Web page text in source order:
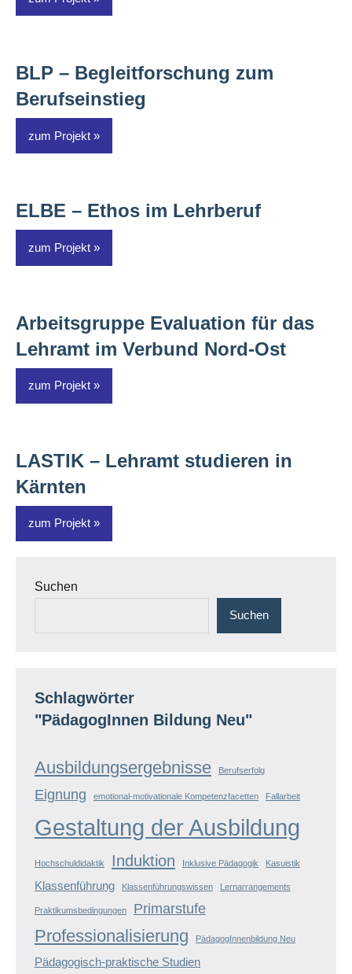
BLP – Begleitforschung zum
Berufseinstieg
zum Projekt
ELBE – Ethos im Lehrberuf
zum Projekt
Arbeitsgruppe Evaluation für das
Lehramt im Verbund Nord-Ost
zum Projekt
LASTIK – Lehramt studieren in
Kärnten
zum Projekt
Suchen
Suchen
Schlagwörter
"PädagogInnen Bildung Neu"
Ausbildungsergebnisse Berufserfolg
Eignung emotional-motivationale Kompetenzfacetten Fallarbeit
Gestaltung der Ausbildung
Hochschuldidaktik Induktion Inklusive Pädagogik Kasuistik
Klassenführung Klassenführungswissen Lernarrangements
Praktikumsbedingungen Primarstufe
Professionalisierung PädagogInnenbildung Neu
Pädagogisch-praktische Studien